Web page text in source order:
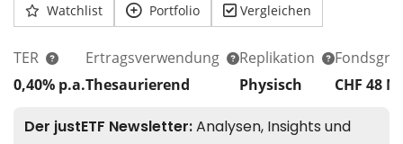
Watchlist Portfolio Vergleichen
TER
0,40% p.a.
Ertragsverwendung
Thesaurierend
Replikation
Physisch
CHF 48